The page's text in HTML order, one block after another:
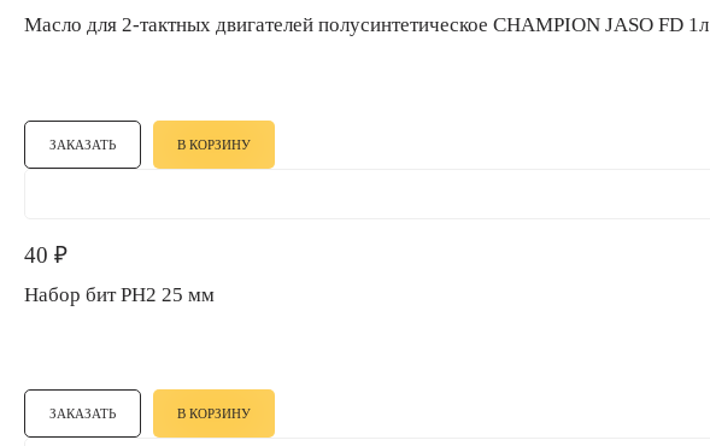
Масло для 2-тактных двигателей полусинтетическое CHAMPION JASO FD 1л
ЗАКАЗАТЬ В КОРЗИНУ
40 ₽
Набор бит PH2 25 мм
ЗАКАЗАТЬ В КОРЗИНУ